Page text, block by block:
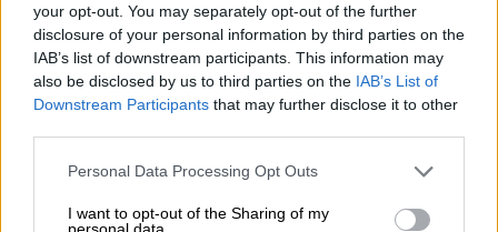
your opt-out. You may separately opt-out of the further
disclosure of your personal information by third parties on the
IAB’s list of downstream participants. This information may
also be disclosed by us to third parties on the IAB’s List of
Downstream Participants that may further disclose it to other
Please note that this website/app uses one or more Google
not limited to your visit or usage behaviour. You may click to
Personal Data Processing Opt Outs
I want to opt-out of the Sharing of my
personal data.
Όταν οι αστροναύτες Crew-11 επιστρέψουν,
θα μείνειμόνο ένας Αμερικανός
αστροναύτηςστον διαστημικό σταθμό, το
μέγεθος του οποίου είναι όσο ένα
ποδοσφαιρικό γήπεδο: ο Κρις Γουίλιαμς, που
έφτασε στον διαστημικό σταθμό στα τέλη
Νοεμβρίου με ρωσικό σκάφος Soyuz ως